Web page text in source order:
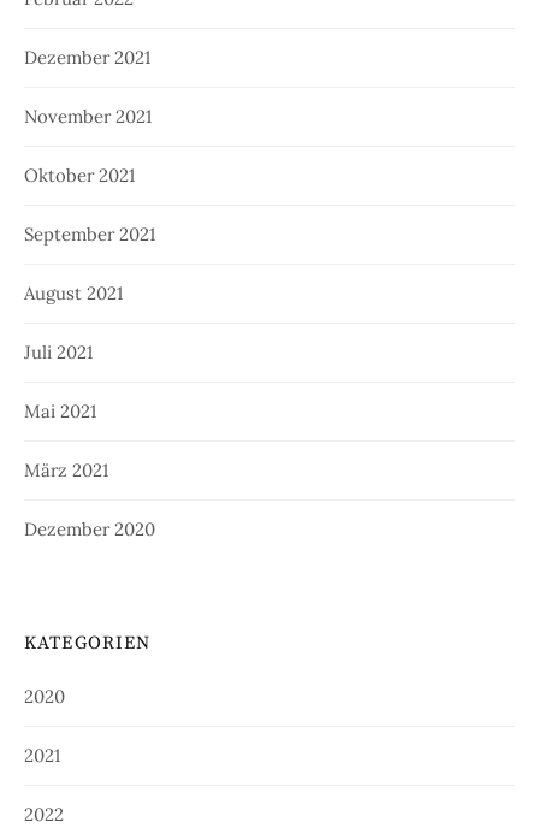
Dezember 2021
November 2021
Oktober 2021
September 2021
August 2021
Juli 2021
Mai 2021
März 2021
Dezember 2020
KATEGORIEN
2020
2021
2022